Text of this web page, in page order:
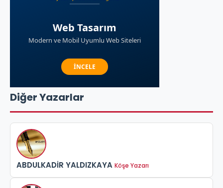
Diğer Yazarlar
ABDULKADİR YALDIZKAYA Köşe Yazarı